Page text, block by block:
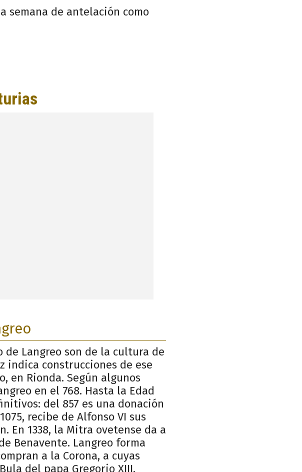
semana de antelación como
Langreo son de la cultura de
indica construcciones de ese
en Rionda. Según algunos
en el 768. Hasta la Edad
del 857 es una donación
recibe de Alfonso VI sus
En 1338, la Mitra ovetense da a
Benavente. Langreo forma
a la Corona, a cuyas
del papa Gregorio XIII.